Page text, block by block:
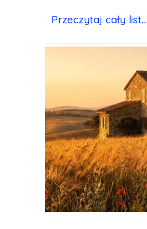
Przeczytaj cały list...